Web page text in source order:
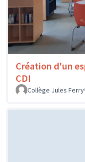
Création d'un
CDI
Collège Jules Ferry